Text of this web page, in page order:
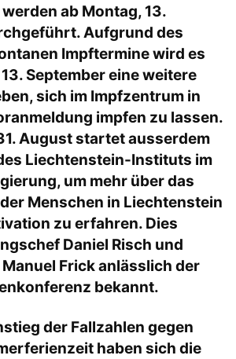
ab Montag, 13.
Aufgrund des
Impftermine wird es
September eine weitere
sich im Impfzentrum in
impfen zu lassen.
August startet ausserdem
Liechtenstein-Instituts im
um mehr über das
Menschen in Liechtenstein
zu erfahren. Dies
Daniel Risch und
Frick anlässlich der
bekannt.
der Fallzahlen gegen
haben sich die